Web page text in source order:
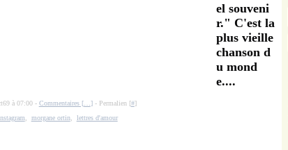
el souveni
r." C'est la
plus vieille
chanson d
u mond
e....
à 07:00 - Commentaires [… ]- Permalien [#]
morgane ortin, lettres d'amour